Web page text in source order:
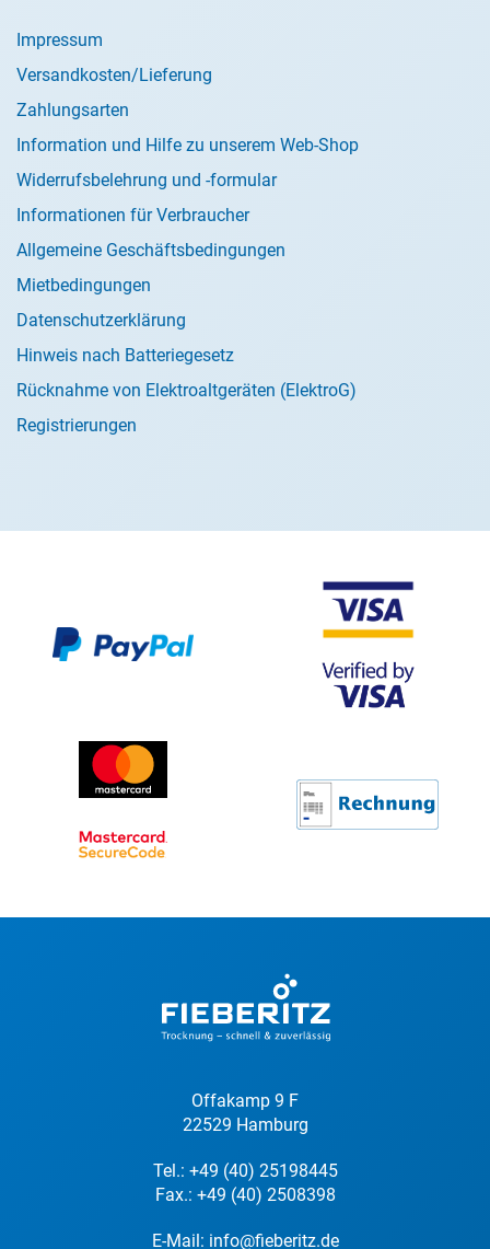
Impressum
Versandkosten/Lieferung
Zahlungsarten
Information und Hilfe zu unserem Web-Shop
Widerrufsbelehrung und -formular
Informationen für Verbraucher
Allgemeine Geschäftsbedingungen
Mietbedingungen
Datenschutzerklärung
Hinweis nach Batteriegesetz
Rücknahme von Elektroaltgeräten (ElektroG)
Registrierungen
Offakamp 9 F
22529 Hamburg
Tel.: +49 (40) 25198445
Fax.: +49 (40) 2508398
E-Mail: info@fieberitz.de